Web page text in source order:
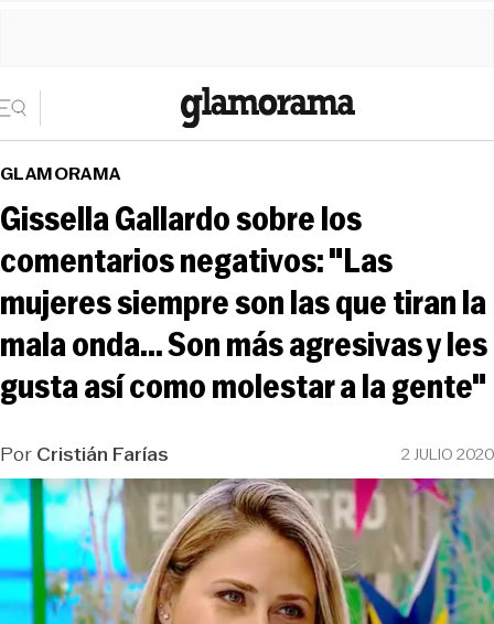
GLAMORAMA
Gissella Gallardo sobre los
comentarios negativos: "Las
mujeres siempre son las que tiran la
mala onda... Son más agresivas y les
gusta así como molestar a la gente"
PorCristián Farías 2 JULIO 2020